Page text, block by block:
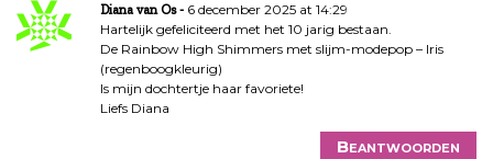
Diana van Os
6 december 2025 at 14:29
Hartelijk gefeliciteerd met het 10 jarig bestaan.
De Rainbow High Shimmers met slijm-modepop – Iris
(regenboogkleurig)
Is mijn dochtertje haar favoriete!
Liefs Diana
Beantwoorden